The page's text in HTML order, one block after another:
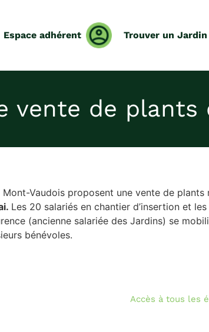
Espace adhérent Trouver un Jardin
vente de plants
Vaudois proposent une vente de plants
Les 20 salariés en chantier d’insertion et
(ancienne salariée des Jardins) se
bénévoles.
Accès à tous les